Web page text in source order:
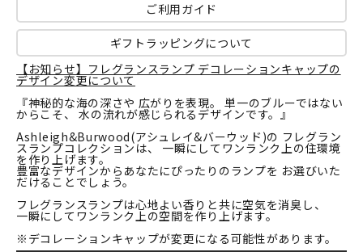
ご利用ガイド
ギフトラッピングについて
【お知らせ】フレグランスランプ デコレーションキャップの
デザイン変更について
『神秘的な海の深さや 広がりを表現。 単一のブルーではない
からこそ、 水の流れが感じられるデザインです。』
Ashleigh&Burwood(アシュレイ&バーウッド)の フレグラン
スランプコレクションは、 一瞬にしてワンランク上の住環境
を作り上げます。
豊富なデザインからあなたにぴったりのランプを お選びいた
だけることでしょう。
フレグランスランプは心地よい香りと共に空気を消臭し、
一瞬にしてワンランク上の空間を作り上げます。
※デコレーションキャップが変更になる可能性があります。